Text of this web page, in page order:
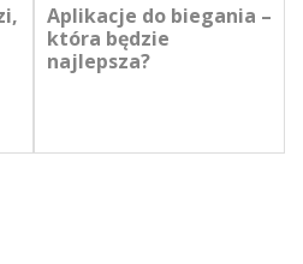
Aplikacje do biegania –
która będzie
najlepsza?